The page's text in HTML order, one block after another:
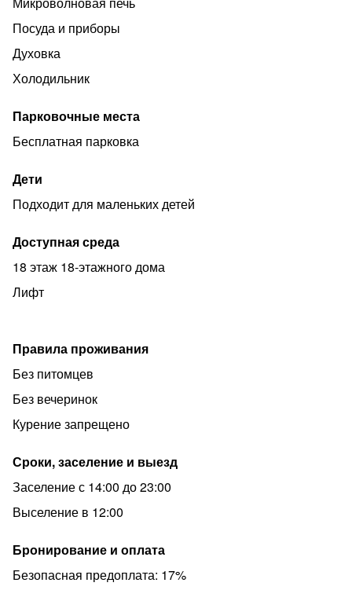
Как добраться на метро: последний вагон из центра
выход №5, далее по улице Мячковский бульвар. Рядом
с домом парк с пруда. Развитая инфраструктура, рядом
супермаркеты и 4 торговых центра.
возможность раннего бронирования. Для оформления
договора аренды требуется наличие оригинала
Посуда и приборы
Духовка
Холодильник
Парковочные места
Бесплатная парковка
Дети
Подходит для маленьких детей
Доступная среда
18 этаж 18-этажного дома
Лифт
Правила проживания
Без питомцев
Без вечеринок
Курение запрещено
Сроки, заселение и выезд
Заселение с 14:00 до 23:00
Выселение в 12:00
Бронирование и оплата
Безопасная предоплата: 17%